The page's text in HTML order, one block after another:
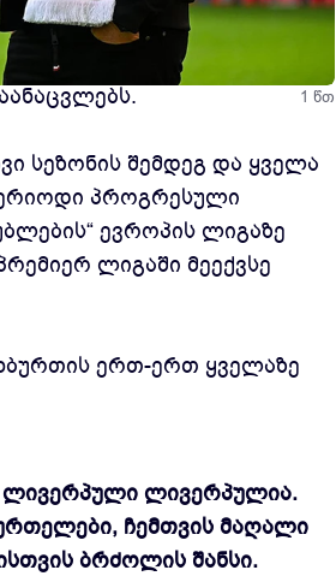
1 წთ
ირაოლა კლუბის ახალი
სეზონის შემდეგ და ყველა
პროგრესული
ევროპის ლიგაზე
ლიგაში მეექვსე
ერთ-ერთ ყველაზე
ლივერპული ლივერპულია.
ჩემთვის მაღალი
ბრძოლის შანსი.